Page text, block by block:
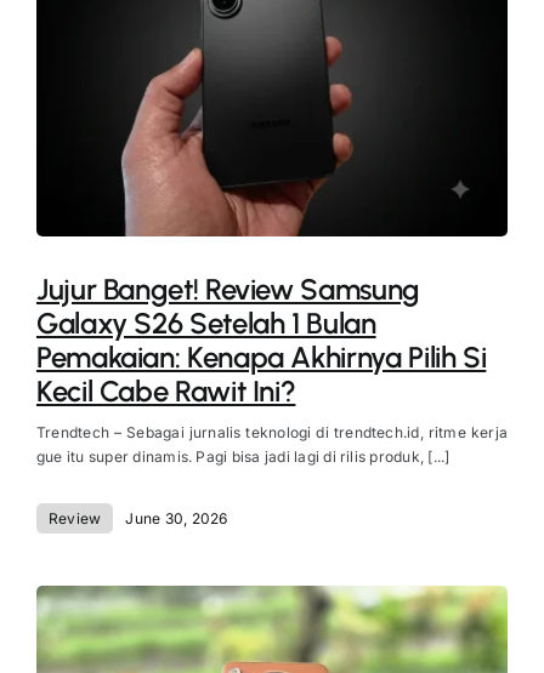
Jujur Banget! Review Samsung
Galaxy S26 Setelah 1 Bulan
Pemakaian: Kenapa Akhirnya Pilih Si
Kecil Cabe Rawit Ini?
Trendtech – Sebagai jurnalis teknologi di trendtech.id, ritme kerja
gue itu super dinamis. Pagi bisa jadi lagi di rilis produk, [...]
Review June 30, 2026